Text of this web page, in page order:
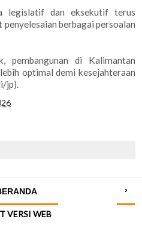
legislatif dan eksekutif terus
berbagai persoalan
pembangunan di Kalimantan
optimal demi kesejahteraan
jp).
›
VERSI WEB